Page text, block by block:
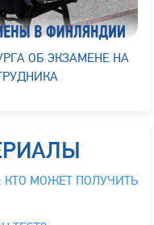
ОБ ЭКЗАМЕНЕ НА
МОЖЕТ ПОЛУЧИТЬ